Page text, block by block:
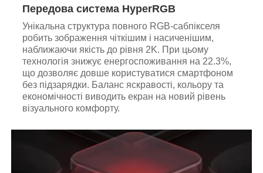
Передова система HyperRGB
Унікальна структура повного RGB-сабпікселя
робить зображення чіткішим і насиченішим,
наближаючи якість до рівня 2K. При цьому
технологія знижує енергоспоживання на 22.3%,
що дозволяє довше користуватися смартфоном
без підзарядки. Баланс яскравості, кольору та
економічності виводить екран на новий рівень
візуального комфорту.